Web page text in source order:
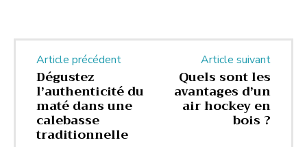
Article précédent
Dégustez
l’authenticité du
maté dans une
calebasse
traditionnelle
Article suivant
Quels sont les
avantages d’un
air hockey en
bois ?